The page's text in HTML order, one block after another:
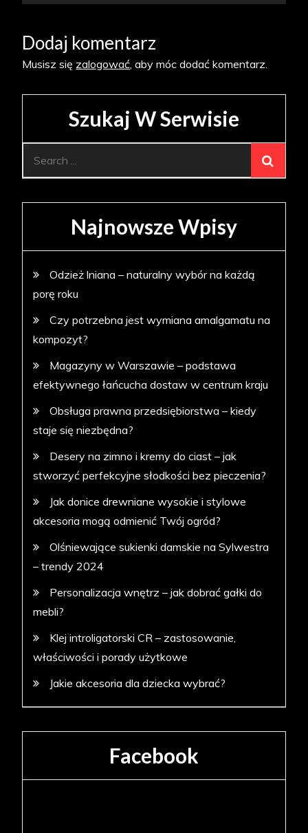
Dodaj komentarz
Musisz się zalogować, aby móc dodać komentarz.
Szukaj W Serwisie
Najnowsze Wpisy
Odzież lniana – naturalny wybór na każdą
porę roku
Czy potrzebna jest wymiana amalgamatu na
kompozyt?
Magazyny w Warszawie – podstawa
efektywnego łańcucha dostaw w centrum kraju
Obsługa prawna przedsiębiorstwa – kiedy
staje się niezbędna?
Desery na zimno i kremy do ciast – jak
stworzyć perfekcyjne słodkości bez pieczenia?
Jak donice drewniane wysokie i stylowe
akcesoria mogą odmienić Twój ogród?
Olśniewające sukienki damskie na Sylwestra
– trendy 2024
Personalizacja wnętrz – jak dobrać gałki do
mebli?
Klej introligatorski CR – zastosowanie,
właściwości i porady użytkowe
Jakie akcesoria dla dziecka wybrać?
Facebook